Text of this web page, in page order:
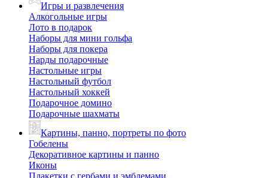
Игры и развлечения
Алкогольные игры
Лото в подарок
Наборы для мини гольфа
Наборы для покера
Нарды подарочные
Настольные игры
Настольный футбол
Настольный хоккей
Подарочное домино
Подарочные шахматы
Картины, панно, портреты по фото
Гобелены
Декоративное картины и панно
Иконы
Плакетки с гербами и эмблемами